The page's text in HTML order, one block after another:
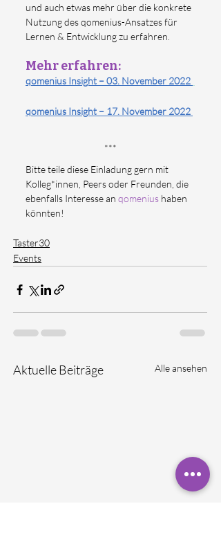
und auch etwas mehr über die konkrete
Nutzung des qomenius-Ansatzes für
Lernen & Entwicklung zu erfahren.
Mehr erfahren:
qomenius Insight – 03. November 2022
qomenius Insight – 17. November 2022
***
Bitte teile diese Einladung gern mit
Kolleg*innen, Peers oder Freunden, die
ebenfalls Interesse an qomenius haben
könnten!
Taster30
Events
Aktuelle Beiträge Alle ansehen